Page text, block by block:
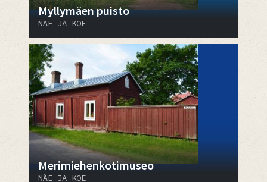
Myllymäen puisto
NÄE JA KOE
Merimiehenkotimuseo
NÄE JA KOE